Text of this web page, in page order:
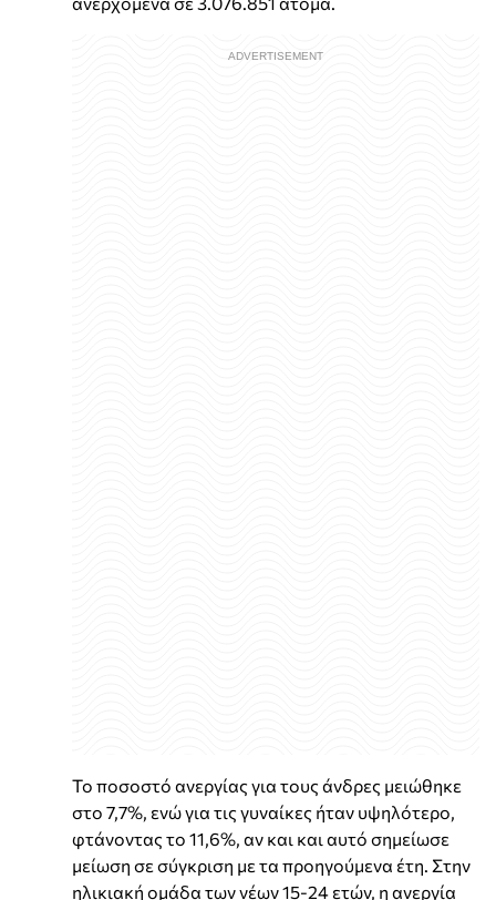
Το ποσοστό ανεργίας για τους άνδρες μειώθηκε
στο 7,7%, ενώ για τις γυναίκες ήταν υψηλότερο,
φτάνοντας το 11,6%, αν και και αυτό σημείωσε
μείωση σε σύγκριση με τα προηγούμενα έτη. Στην
ηλικιακή ομάδα των νέων 15-24 ετών, η ανεργία